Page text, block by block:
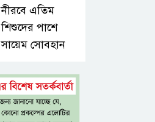
নীরবে এতিম
শিশুদের পাশে
সায়েম সোবহান
সেবার মানসিকতা
ছাড়া